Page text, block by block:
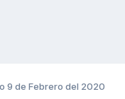
9 de Febrero del 2020